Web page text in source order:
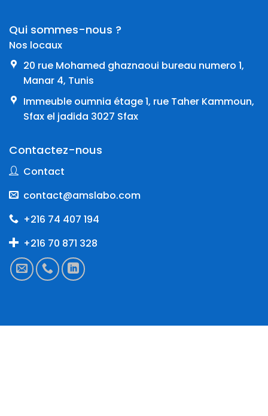
Qui sommes-nous ?
Nos locaux
20 rue Mohamed ghaznaoui bureau numero 1,
Manar 4, Tunis
Immeuble oumnia étage 1, rue Taher Kammoun,
Sfax el jadida 3027 Sfax
Contactez-nous
Contact
contact@amslabo.com
+216 74 407 194
+216 70 871 328